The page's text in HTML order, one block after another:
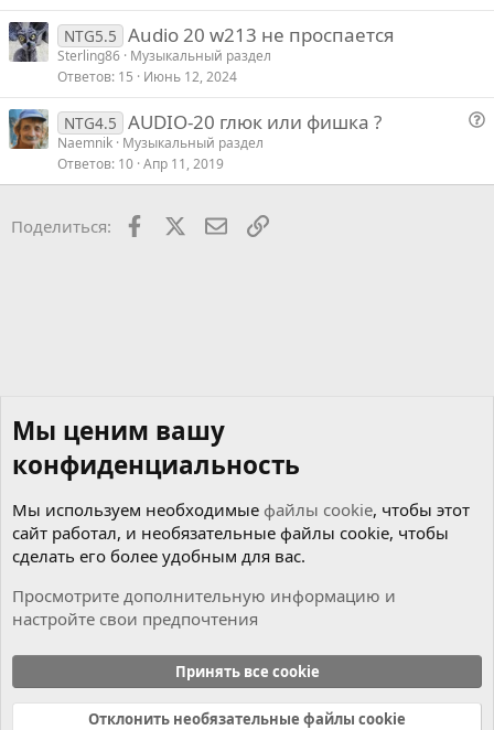
NTG5.5 Audio 20 w213 не проспается
Sterling86 Музыкальный раздел
Ответов 15 Июнь 12, 2024
В
р
NTG4.5 AUDIO-20 глюк или фишка ?
Naemnik Музыкальный раздел
Ответов 10 Апр 11, 2019
Поделиться: Facebook ПочтаСсылкой
Cookies
Russian (RU)
Связь с нами
Условия и правила
Мы ценим вашу
конфиденциальность
Мы используем необходимые файлы cookie, чтобы этот
сайт работал, и необязательные файлы cookie, чтобы
сделать его более удобным для вас.
Просмотрите дополнительную информацию и
настройте свои предпочтения
Принять все cookie
Отклонить необязательные файлы cookie